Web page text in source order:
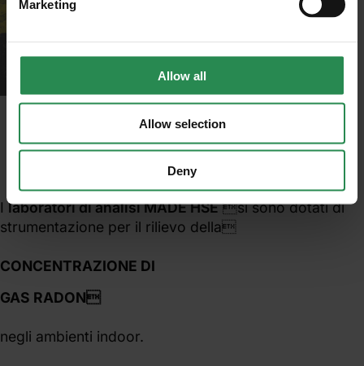
Marketing
Allow all
Allow selection
Deny
Ilaboratori di analisi MADE HSEsi sono dotati di
strumentazione per il rilievo della
CONCENTRAZIONE DI
GAS RADON
negli ambienti indoor.